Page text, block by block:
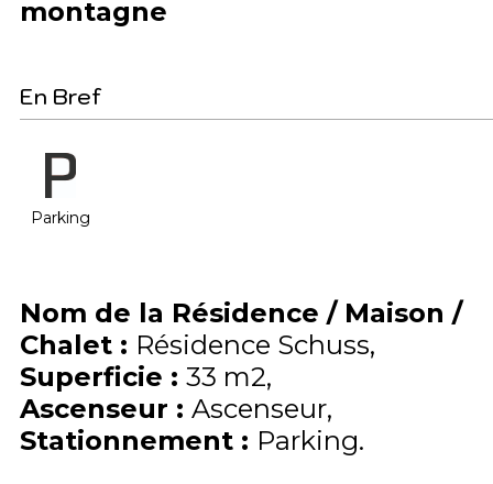
montagne
En Bref
Parking
Nom de la Résidence / Maison /
Chalet : Résidence Schuss
Superficie : 33 m2
Ascenseur : Ascenseur
Stationnement : Parking